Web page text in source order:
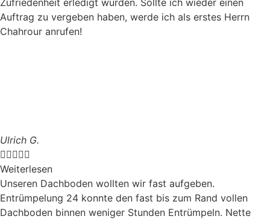
Auftrag zu vergeben haben, werde ich als erstes Herrn
Chahrour anrufen!
Ulrich G.

Weiterlesen
Unseren Dachboden wollten wir fast aufgeben.
Entrümpelung 24 konnte den fast bis zum Rand vollen
Dachboden binnen weniger Stunden Entrümpeln. Nette